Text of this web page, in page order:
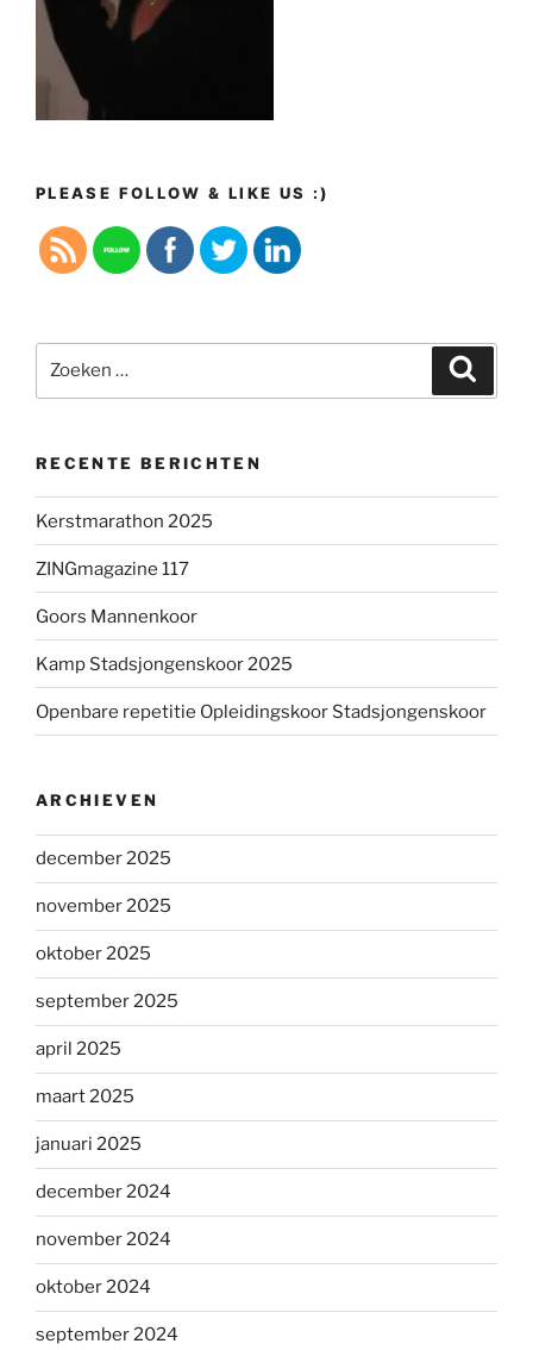
PLEASE FOLLOW & LIKE US :)
naar:
RECENTE BERICHTEN
Kerstmarathon 2025
ZINGmagazine 117
Goors Mannenkoor
Kamp Stadsjongenskoor 2025
Openbare repetitie Opleidingskoor Stadsjongenskoor
ARCHIEVEN
december 2025
november 2025
oktober 2025
september 2025
april 2025
maart 2025
januari 2025
december 2024
november 2024
oktober 2024
september 2024